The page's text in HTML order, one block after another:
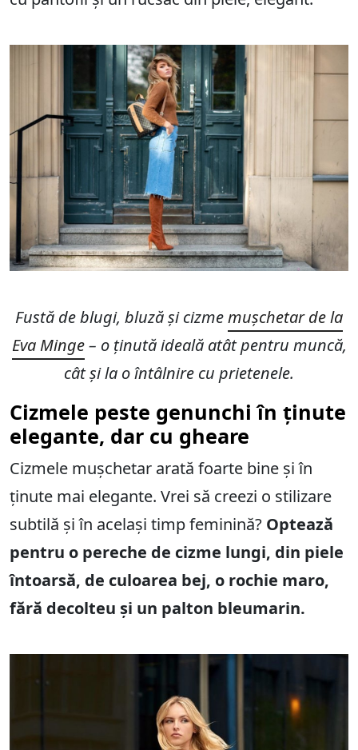
Fustă de blugi, bluză și cizmemușchetar de la
Eva Minge– o ținută ideală atât pentru muncă,
cât și la o întâlnire cu prietenele.
Cizmele peste genunchi în ținute
elegante, dar cu gheare
Cizmele mușchetar arată foarte bine și în
ținute mai elegante. Vrei să creezi o stilizare
subtilă și în același timp feminină? Optează
pentru o pereche de cizme lungi, din piele
întoarsă, de culoarea bej, o rochie maro,
fără decolteu și un palton bleumarin.